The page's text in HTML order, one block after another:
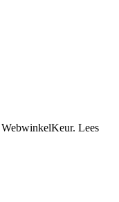
WebwinkelKeur. Lees